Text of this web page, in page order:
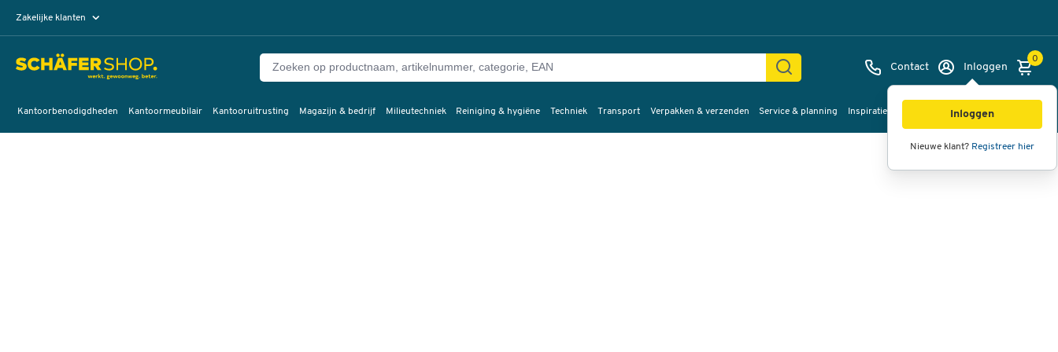
Zakelijke klanten
Contact Inloggen
Inloggen
Nieuwe klant? Registreer hier
0
Kantoorbenodigdheden Kantoormeubilair Kantooruitrusting Magazijn & bedrijf Milieutechniek Reiniging & hygiëne Techniek Transport Verpakken & verzenden Service & planning Inspiratie
Afbeeldingen Video's
360°
weergave